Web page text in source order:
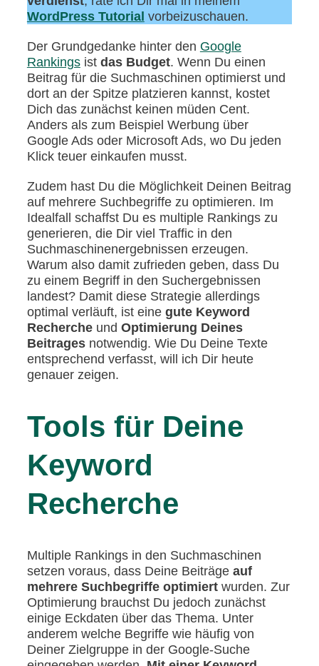
WordPress Tutorial vorbeizuschauen.
Der Grundgedanke hinter den Google
Rankingsist das Budget. Wenn Du einen
Beitrag für die Suchmaschinen optimierst und
dort an der Spitze platzieren kannst, kostet
Dich das zunächst keinen müden Cent.
Anders als zum Beispiel Werbung über
Google Ads oder Microsoft Ads, wo Du jeden
Klick teuer einkaufen musst.
Zudem hast Du die Möglichkeit Deinen Beitrag
auf mehrere Suchbegriffe zu optimieren. Im
Idealfall schaffst Du es multiple Rankings zu
generieren, die Dir viel Traffic in den
Suchmaschinenergebnissen erzeugen.
Warum also damit zufrieden geben, dass Du
zu einem Begriff in den Suchergebnissen
landest? Damit diese Strategie allerdings
optimal verläuft, ist eine gute Keyword
Rechercheund Optimierung Deines
Beitragesnotwendig. Wie Du Deine Texte
entsprechend verfasst, will ich Dir heute
genauer zeigen.
Tools für Deine
Keyword
Recherche
Multiple Rankings in den Suchmaschinen
setzen voraus, dass Deine Beiträge auf
mehrere Suchbegriffe optimiertwurden. Zur
Optimierung brauchst Du jedoch zunächst
einige Eckdaten über das Thema. Unter
anderem welche Begriffe wie häufig von
Deiner Zielgruppe in der Google-Suche